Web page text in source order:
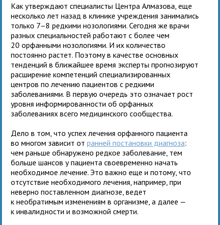
Как утверждают специалисты Центра Алмазова, еще
несколько лет назад в клинике учреждения занимались
только 7–8 редкими нозологиями. Сегодня же врачи
разных специальностей работают с более чем
20 орфанными нозологиями. И их количество
постоянно растет. Поэтому в качестве основных
тенденций в ближайшее время эксперты прогнозируют
расширение компетенций специализированных
центров по лечению пациентов с редкими
заболеваниями. В первую очередь это означает рост
уровня информированности об орфанных
заболеваниях всего медицинского сообщества.
Дело в том, что успех лечения орфанного пациента
во многом зависит отранней постановки диагноза:
чем раньше обнаружено редкое заболевание, тем
больше шансов у пациента своевременно начать
необходимое лечение. Это важно еще и потому, что
отсутствие необходимого лечения, например, при
неверно поставленном диагнозе, ведет
к необратимым изменениям в организме, а далее —
к инвалидности и возможной смерти.